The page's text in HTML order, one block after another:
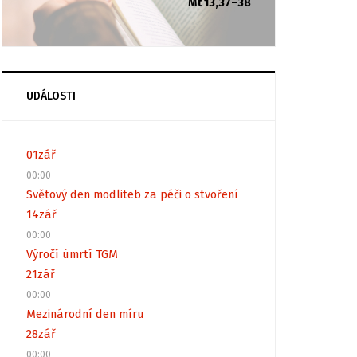
Mt 13,37–38
UDÁLOSTI
01zář
00:00
Světový den modliteb za péči o stvoření
14zář
00:00
Výročí úmrtí TGM
21zář
00:00
Mezinárodní den míru
28zář
00:00